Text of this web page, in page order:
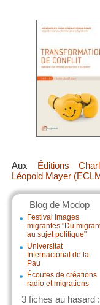
Aux Éditions
Léopold Mayer
Blog de Modop
Festival Images
migrantes "Du
au sujet politique"
Universitat
Internacional de la
Pau
Écoutes de créations
radio et migrations
3 fiches au hasard :